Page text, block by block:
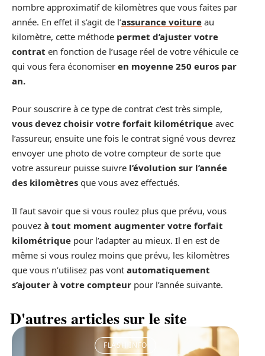
nombre approximatif de kilomètres que vous faites par
année. En effet il s’agit de l’assurance voiture au
kilomètre, cette méthode permet d’ajuster votre
contrat en fonction de l’usage réel de votre véhicule ce
qui vous fera économiser en moyenne 250 euros par
an.
Pour souscrire à ce type de contrat c’est très simple,
vous devez choisir votre forfait kilométrique avec
l’assureur, ensuite une fois le contrat signé vous devrez
envoyer une photo de votre compteur de sorte que
votre assureur puisse suivre l’évolution sur l’année
des kilomètres que vous avez effectués.
Il faut savoir que si vous roulez plus que prévu, vous
pouvez à tout moment augmenter votre forfait
kilométrique pour l’adapter au mieux. Il en est de
même si vous roulez moins que prévu, les kilomètres
que vous n’utilisez pas vont automatiquement
s’ajouter à votre compteur pour l’année suivante.
D'autres articles sur le site
FLASH INFO